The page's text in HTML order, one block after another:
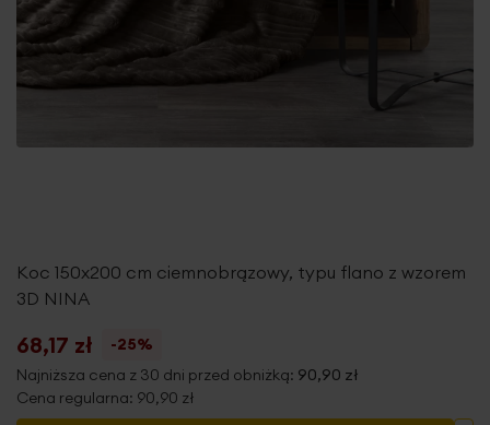
Koc 150x200 cm ciemnobrązowy, typu flano z wzorem
3D NINA
68,17 zł
-25%
Najniższa cena z 30 dni przed obniżką: 90,90 zł
Cena regularna: 90,90 zł